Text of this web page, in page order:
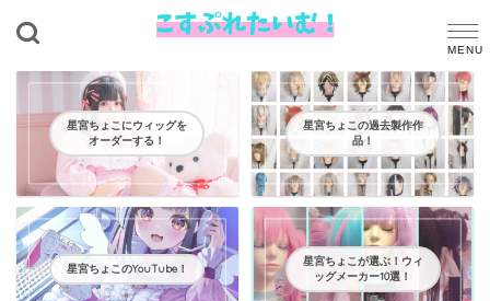
星宮ちょこにウィッグを
オーダーする！
星宮ちょこの過去製作作
品！
星宮ちょこのYouTube！
星宮ちょこが選ぶ！ウィ
ッグメーカー10選！